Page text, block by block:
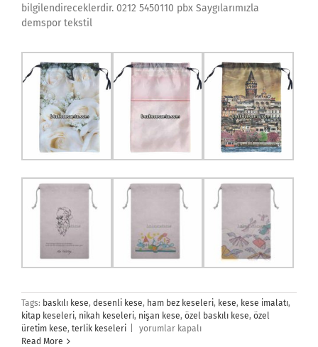
bilgilendireceklerdir. 0212 5450110 pbx Saygılarımızla
demspor tekstil
Tags: baskılı kese, desenli kese, ham bez keseleri, kese, kese imalatı,
kitap keseleri, nikah keseleri, nişan kese, özel baskılı kese, özel
üretim kese, terlik keseleri
Kese
yorumlar kapalı
Read More